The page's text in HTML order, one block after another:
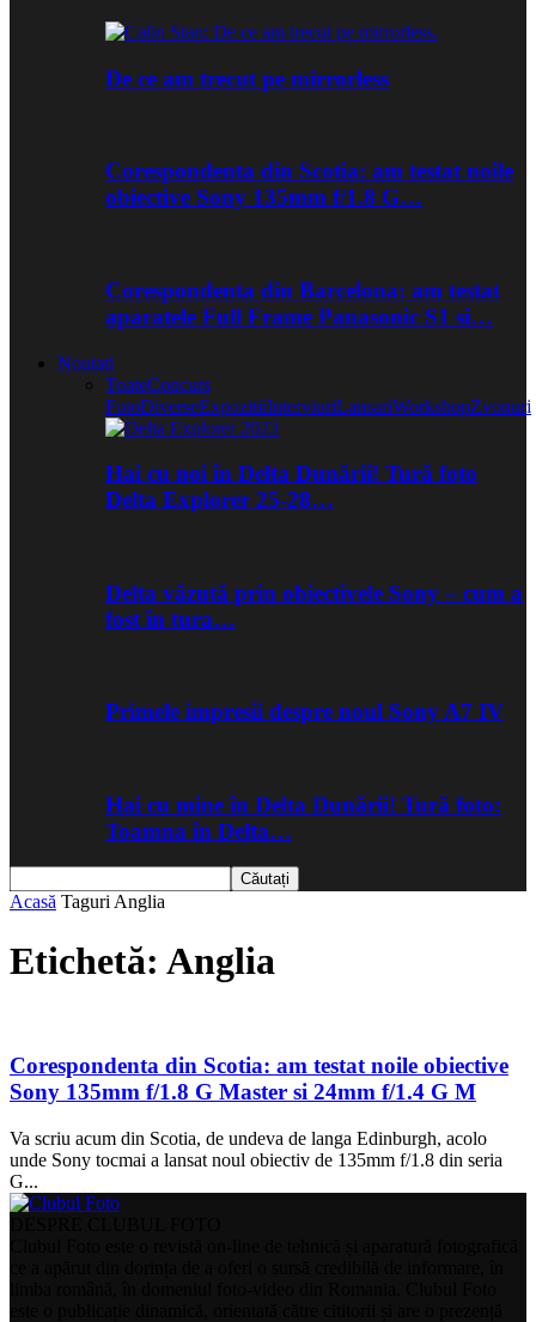
De ce am trecut pe mirrorless
Corespondenta din Scotia: am testat noile
obiective Sony 135mm f/1.8 G…
Corespondenta din Barcelona: am testat
aparatele Full Frame Panasonic S1 si…
Noutati
ToateConcurs
FotoDiverseExpozitiiInterviuriLansariWorkshopZvonuri
Hai cu noi în Delta Dunării! Tură foto
Delta Explorer 25-28…
Delta văzută prin obiectivele Sony – cum a
fost în tura…
Primele impresii despre noul Sony A7 IV
Hai cu mine în Delta Dunării! Tură foto:
Toamna în Delta…
Acasă Taguri Anglia
Etichetă: Anglia
Corespondenta din Scotia: am testat noile obiective
Sony 135mm f/1.8 G Master si 24mm f/1.4 G M
Va scriu acum din Scotia, de undeva de langa Edinburgh, acolo
unde Sony tocmai a lansat noul obiectiv de 135mm f/1.8 din seria
G...